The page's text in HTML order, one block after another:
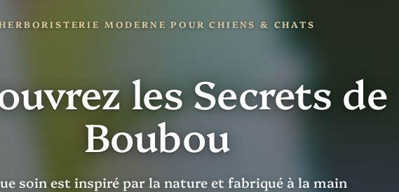
MODERNE POUR CHIENS & CHATS
les Secrets de
Boubou
soin est inspiré par la nature et fabriqué à la main